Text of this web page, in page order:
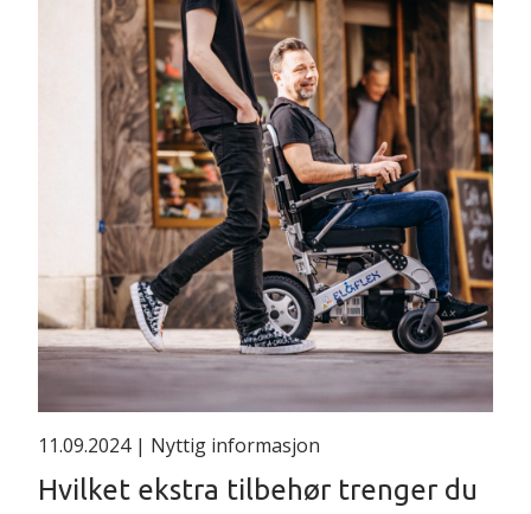
11.09.2024 | Nyttig informasjon
Hvilket ekstra tilbehør trenger du